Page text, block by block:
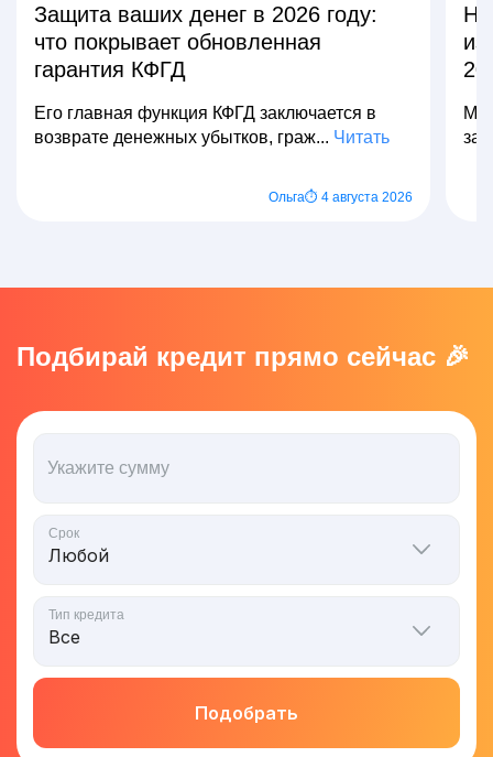
Защита ваших денег в 2026 году:
что покрывает обновленная
гарантия КФГД
Его главная функция КФГД заключается в
возврате денежных убытков, граж... Читать
Ольга⏱ 4 августа 2026
Подбирай кредит прямо сейчас 🎉
Укажите сумму
Срок
Тип кредита
Подобрать